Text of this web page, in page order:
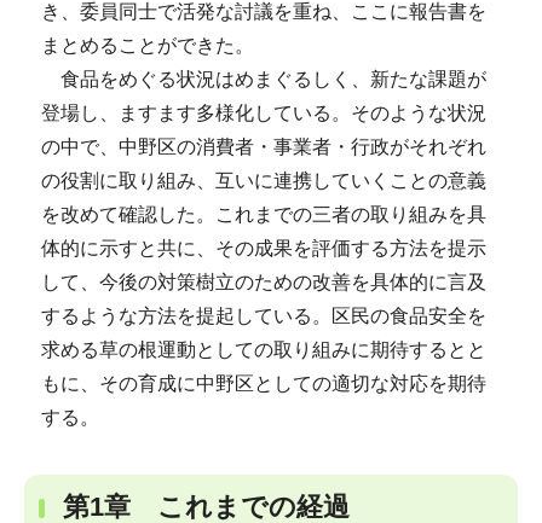
き、委員同士で活発な討議を重ね、ここに報告書を
まとめることができた。
食品をめぐる状況はめまぐるしく、新たな課題が
登場し、ますます多様化している。そのような状況
の中で、中野区の消費者・事業者・行政がそれぞれ
の役割に取り組み、互いに連携していくことの意義
を改めて確認した。これまでの三者の取り組みを具
体的に示すと共に、その成果を評価する方法を提示
して、今後の対策樹立のための改善を具体的に言及
するような方法を提起している。区民の食品安全を
求める草の根運動としての取り組みに期待するとと
もに、その育成に中野区としての適切な対応を期待
する。
第1章 これまでの経過